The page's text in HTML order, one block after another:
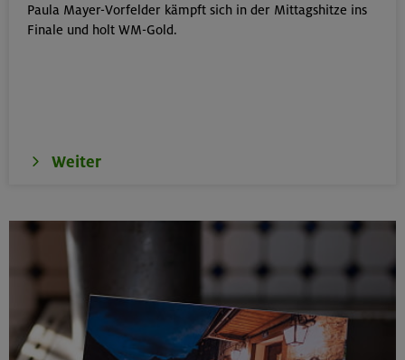
Schwarzenstein 3369 m und Schönbichler Horn 3133
m
Schinder 1808 m
Aufbaukurs Klettern indoor (3 Termine)
München
Paula Mayer-Vorfelder kämpft sich in der Mittagshitze ins
Finale und holt WM-Gold.
Weiter